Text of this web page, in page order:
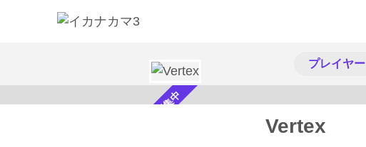
プレイヤー
メンバー募集中 Vertex